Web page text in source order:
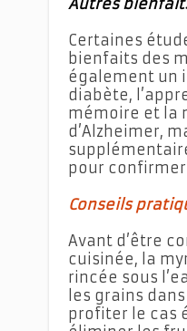
Certaines
bienfaits des
également un
diabète,
mémoire et la
d’Alzheimer,
pour
Conseils
Avant d’être
cuisinée, la
rincée sous
les grains
profiter le cas